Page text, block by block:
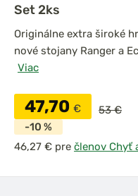
Set 2ks
Originálne extra široké
nové stojany Ranger a
Viac
47,70 €
53 €
-10 %
pre členov Chyť